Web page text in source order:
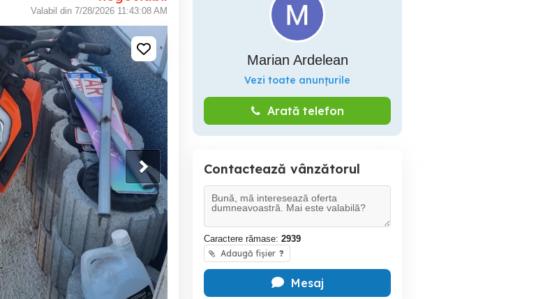
Valabil din 7/28/2026 11:43:08 AM
Marian Ardelean
Vezi toate anunțurile
Arată telefon
Contactează vânzătorul
Caractere rămase: 2939
Adaugă fișier ?
Mesaj